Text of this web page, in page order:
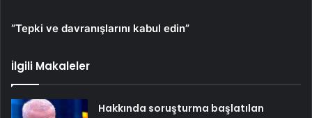
“Tepki ve davranışlarını kabul edin”
İlgili Makaleler
Hakkında soruşturma başlatılan